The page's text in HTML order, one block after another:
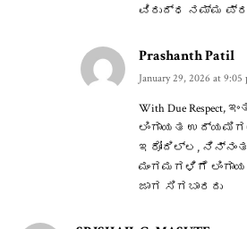
ವಿರುದ್ಧ ನಮ್ಮ
Prashanth Patil
January 29, 2026 at 9:05
With Due Respect,
ಲಿಂಗಾಯತ
ಇರೋದಿಲ್ಲ,
ಮಂಗಮಗಳಿಗೆ
ಜಾಗ ಸಿಗಬಾರದು